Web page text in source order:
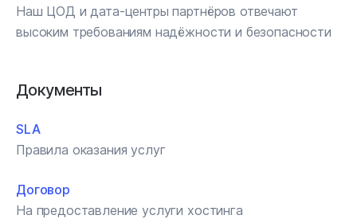
Наш ЦОД и дата-центры партнёров отвечают
высоким требованиям надёжности и безопасности
Документы
SLA
Правила оказания услуг
Договор
На предоставление услуги хостинга